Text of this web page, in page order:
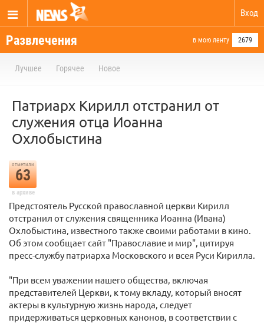
Вход
Развлечения в мою ленту 2679
Лучшее Горячее Новое
Патриарх Кирилл отстранил от
служения отца Иоанна
Охлобыстина
отметили
63
в архиве
Предстоятель Русской православной церкви Кирилл
отстранил от служения священника Иоанна (Ивана)
Охлобыстина, известного также своими работами в кино.
Об этом сообщает сайт "Православие и мир", цитируя
пресс-службу патриарха Московского и всея Руси Кирилла.
"При всем уважении нашего общества, включая
представителей Церкви, к тому вкладу, который вносят
актеры в культурную жизнь народа, следует
придерживаться церковных канонов, в соответствии с